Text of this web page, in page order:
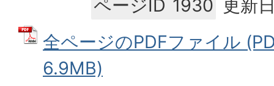
ページID 1930 更新
全ページのPDFファイル
6.9MB)